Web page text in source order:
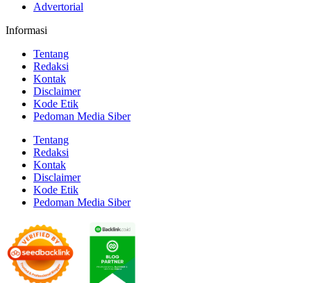
Advertorial
Informasi
Tentang
Redaksi
Kontak
Disclaimer
Kode Etik
Pedoman Media Siber
Tentang
Redaksi
Kontak
Disclaimer
Kode Etik
Pedoman Media Siber